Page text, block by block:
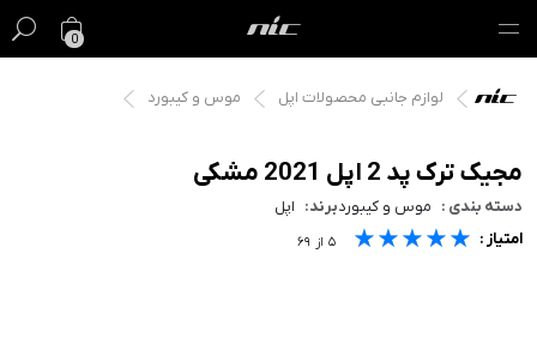
0
گیفت کارت
فروش ویژه
مک
لوازم جانبی محصولات اپل موس و کیبورد
مجیک ترک پد 2 اپل 2021 مشکی
دسته بندی : موس و کیبوردبرند: اپل
امتیاز : ★★★★★
★★★★★
★★★★★ ۵ از ۶۹